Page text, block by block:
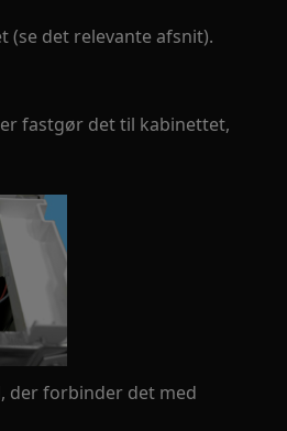
(se det relevante afsnit).
fastgør det til kabinettet,
der forbinder det med